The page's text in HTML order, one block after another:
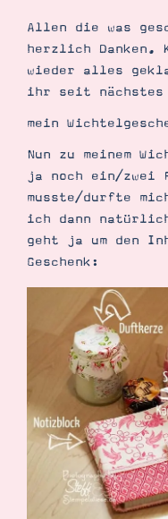
Tipps &
Impressum
Allen die was
herzlich Danken.
wieder alles
ihr seit nächstes
mein
Nun zu meinem
ja noch ein/zwei
musste/durfte
ich dann
geht ja um den
Geschenk: